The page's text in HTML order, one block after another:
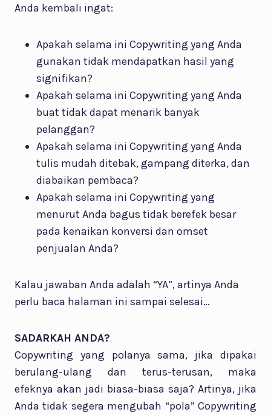
Anda kembali ingat:
Apakah selama ini Copywriting yang Anda
gunakan tidak mendapatkan hasil yang
signifikan?
Apakah selama ini Copywriting yang Anda
buat tidak dapat menarik banyak
pelanggan?
Apakah selama ini Copywriting yang Anda
tulis mudah ditebak, gampang diterka, dan
diabaikan pembaca?
Apakah selama ini Copywriting yang
menurut Anda bagus tidak berefek besar
pada kenaikan konversi dan omset
penjualan Anda?
Kalau jawaban Anda adalah “YA”, artinya Anda
perlu baca halaman ini sampai selesai…
SADARKAH ANDA?
Copywriting yang polanya sama, jika dipakai
berulang-ulang dan terus-terusan, maka
efeknya akan jadi biasa-biasa saja? Artinya, jika
Anda tidak segera mengubah “pola” Copywriting